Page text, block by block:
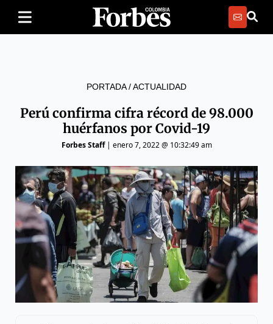
PORTADA/ACTUALIDAD
Perú confirma cifra récord de 98.000
huérfanos por Covid-19
Forbes Staff| enero 7, 2022 @ 10:32:49 am